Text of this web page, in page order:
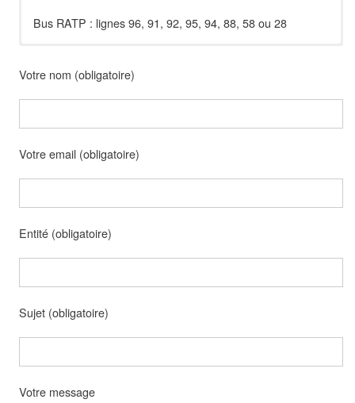
Bus RATP : lignes 96, 91, 92, 95, 94, 88, 58 ou 28
Votre nom (obligatoire)
Votre email (obligatoire)
Entité (obligatoire)
Sujet (obligatoire)
Votre message